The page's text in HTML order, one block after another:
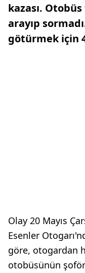
kazası.
arayıp
götürmek için
Olay 20 Mayıs
Esenler
göre, otogardan
otobüsünün